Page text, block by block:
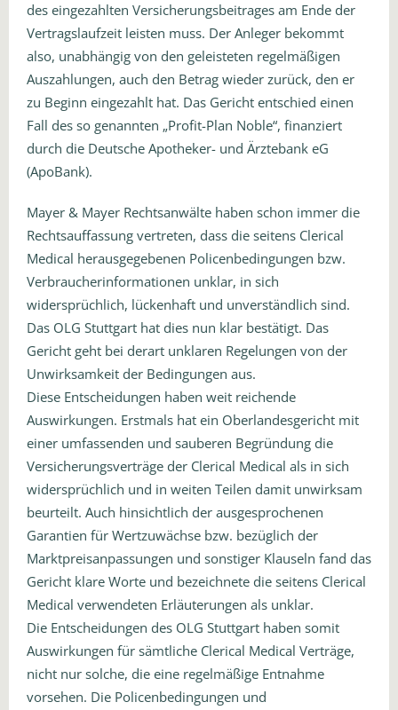
des eingezahlten Versicherungsbeitrages am Ende der
Vertragslaufzeit leisten muss. Der Anleger bekommt
also, unabhängig von den geleisteten regelmäßigen
Auszahlungen, auch den Betrag wieder zurück, den er
zu Beginn eingezahlt hat. Das Gericht entschied einen
Fall des so genannten „Profit-Plan Noble“, finanziert
durch die Deutsche Apotheker- und Ärztebank eG
(ApoBank).
Mayer & Mayer Rechtsanwälte haben schon immer die
Rechtsauffassung vertreten, dass die seitens Clerical
Medical herausgegebenen Policenbedingungen bzw.
Verbraucherinformationen unklar, in sich
widersprüchlich, lückenhaft und unverständlich sind.
Das OLG Stuttgart hat dies nun klar bestätigt. Das
Gericht geht bei derart unklaren Regelungen von der
Unwirksamkeit der Bedingungen aus.
Diese Entscheidungen haben weit reichende
Auswirkungen. Erstmals hat ein Oberlandesgericht mit
einer umfassenden und sauberen Begründung die
Versicherungsverträge der Clerical Medical als in sich
widersprüchlich und in weiten Teilen damit unwirksam
beurteilt. Auch hinsichtlich der ausgesprochenen
Garantien für Wertzuwächse bzw. bezüglich der
Marktpreisanpassungen und sonstiger Klauseln fand das
Gericht klare Worte und bezeichnete die seitens Clerical
Medical verwendeten Erläuterungen als unklar.
Die Entscheidungen des OLG Stuttgart haben somit
Auswirkungen für sämtliche Clerical Medical Verträge,
nicht nur solche, die eine regelmäßige Entnahme
vorsehen. Die Policenbedingungen und